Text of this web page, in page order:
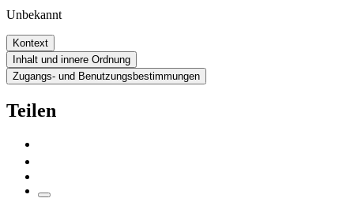
Unbekannt
Kontext
Inhalt und innere Ordnung
Zugangs- und Benutzungsbestimmungen
Teilen